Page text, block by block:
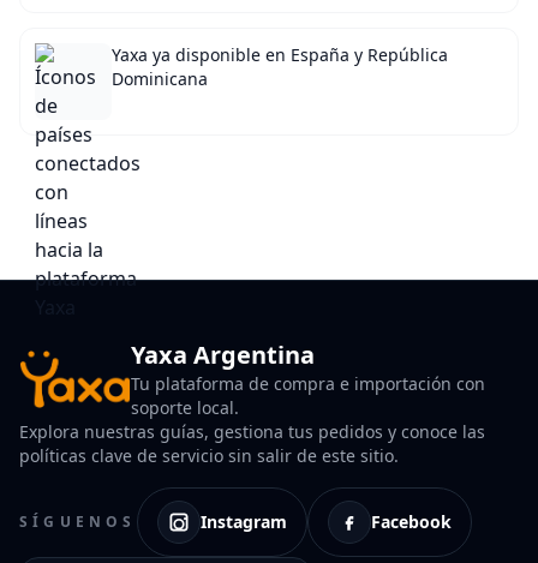
Yaxa ya disponible en España y República
Dominicana
Yaxa Argentina
Tu plataforma de compra e importación con
soporte local.
Explora nuestras guías, gestiona tus pedidos y conoce las
políticas clave de servicio sin salir de este sitio.
SÍGUENOS Instagram Facebook